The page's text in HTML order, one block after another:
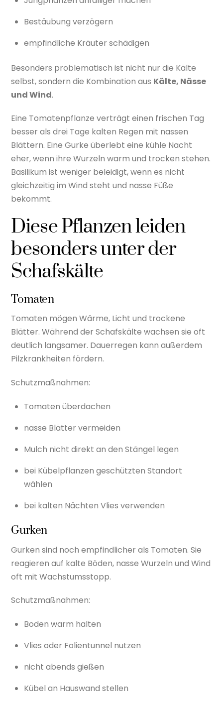
Bestäubung verzögern
empfindliche Kräuter schädigen
Besonders problematisch ist nicht nur die Kälte
selbst, sondern die Kombination aus Kälte, Nässe
und Wind.
Eine Tomatenpflanze verträgt einen frischen Tag
besser als drei Tage kalten Regen mit nassen
Blättern. Eine Gurke überlebt eine kühle Nacht
eher, wenn ihre Wurzeln warm und trocken stehen.
Basilikum ist weniger beleidigt, wenn es nicht
gleichzeitig im Wind steht und nasse Füße
bekommt.
Diese Pflanzen leiden
besonders unter der
Schafskälte
Tomaten
Tomaten mögen Wärme, Licht und trockene
Blätter. Während der Schafskälte wachsen sie oft
deutlich langsamer. Dauerregen kann außerdem
Pilzkrankheiten fördern.
Schutzmaßnahmen:
Tomaten überdachen
nasse Blätter vermeiden
Mulch nicht direkt an den Stängel legen
bei Kübelpflanzen geschützten Standort
wählen
bei kalten Nächten Vlies verwenden
Gurken
Gurken sind noch empfindlicher als Tomaten. Sie
reagieren auf kalte Böden, nasse Wurzeln und Wind
oft mit Wachstumsstopp.
Schutzmaßnahmen:
Boden warm halten
Vlies oder Folientunnel nutzen
nicht abends gießen
Kübel an Hauswand stellen